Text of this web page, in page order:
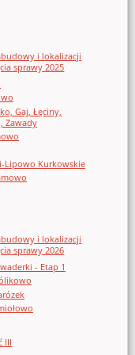
i lokalizacji
sprawy 2025
Gaj, Łęciny,
Zawady
Lipowo Kurkowskie
i lokalizacji
sprawy 2026
- Etap 1
III